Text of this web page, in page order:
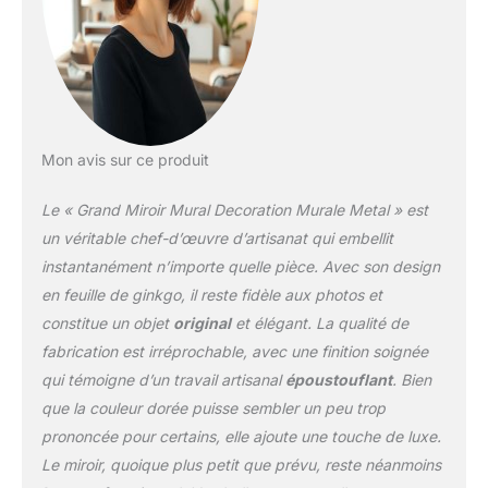
Le crochet de
quincaillerie à l'arrière du
miroir mural assure une
installation facile, facile à
accrocher, peut être
métal fait à la main, le
mur en forme de feuille
de ginkgo est fabriqué
en fer forgé, effet
tridimensionnel puissant,
la peinture résistante aux
hautes températures
rend les couleurs vives
difficiles à estomper.
Magnifique miroir mural
en métal dans un design
qui donne à n'importe
Mon avis sur ce produit
Le « Grand Miroir Mural Decoration Murale Metal » est
un véritable chef-d’œuvre d’artisanat qui embellit
instantanément n’importe quelle pièce. Avec son design
en feuille de ginkgo, il reste fidèle aux photos et
constitue un objet originalet élégant. La qualité de
fabrication est irréprochable, avec une finition soignée
qui témoigne d’un travail artisanalépoustouflant. Bien
que la couleur dorée puisse sembler un peu trop
prononcée pour certains, elle ajoute une touche de luxe.
Le miroir, quoique plus petit que prévu, reste néanmoins